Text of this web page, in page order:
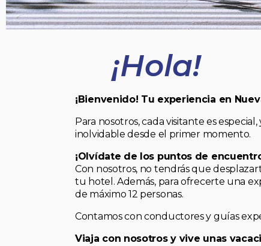
¡Hola!
¡Bienvenido! Tu experiencia en
Para nosotros, cada visitante es
inolvidable desde el primer momento.
¡Olvídate de los puntos de
Con nosotros, no tendrás que
tu hotel. Además, para ofrecerte una
de máximo 12 personas.
Contamos con conductores y guías
Viaja con nosotros y vive unas